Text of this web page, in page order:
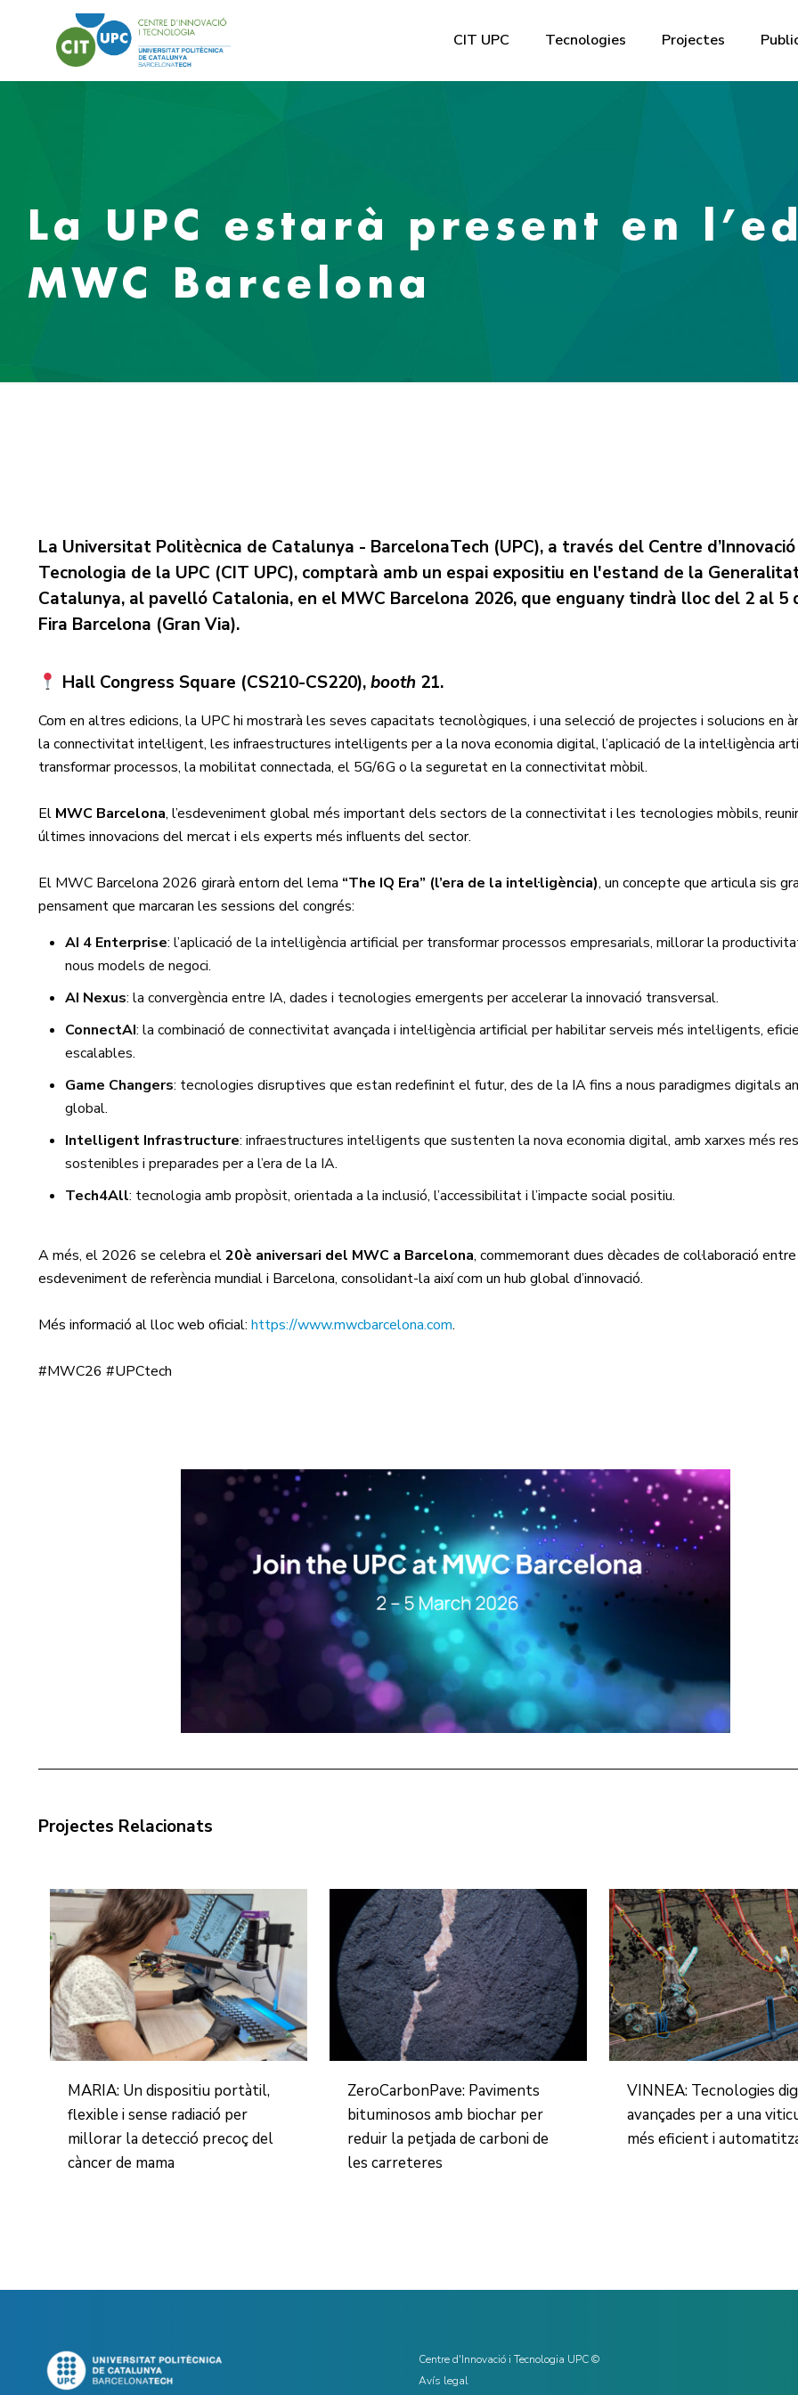
CIT UPC Tecnologies Projectes
La UPC estarà present en
MWC Barcelona
La Universitat Politècnica de Catalunya - BarcelonaTech (UPC), a través del Centre
Tecnologia de la UPC (CIT UPC), comptarà amb un espai expositiu en l'estand de la
Catalunya, al pavelló Catalonia, en el MWC Barcelona 2026, que enguany tindrà lloc del 2 al 5
Fira Barcelona (Gran Via).
Hall Congress Square (CS210-CS220),booth21.
Com en altres edicions, la UPC hi mostrarà les seves capacitats tecnològiques, i una selecció de projectes i solucions en
la connectivitat intel·ligent, les infraestructures intel·ligents per a la nova economia digital, l’aplicació de la intel·ligència
transformar processos, la mobilitat connectada, el 5G/6G o la seguretat en la connectivitat mòbil.
El MWC Barcelona, l’esdeveniment global més important dels sectors de la connectivitat i les tecnologies mòbils,
últimes innovacions del mercat i els experts més influents del sector.
El MWC Barcelona 2026 girarà entorn del lema “The IQ Era” (l’era de la intel·ligència), un concepte que articula sis
pensament que marcaran les sessions del congrés:
AI 4 Enterprise: l’aplicació de la intel·ligència artificial per transformar processos empresarials, millorar la
nous models de negoci.
AI Nexus: la convergència entre IA, dades i tecnologies emergents per accelerar la innovació transversal.
ConnectAI: la combinació de connectivitat avançada i intel·ligència artificial per habilitar serveis més intel·ligents,
escalables.
Game Changers: tecnologies disruptives que estan redefinint el futur, des de la IA fins a nous paradigmes digitals
global.
Intelligent Infrastructure: infraestructures intel·ligents que sustenten la nova economia digital, amb xarxes més
sostenibles i preparades per a l’era de la IA.
Tech4All: tecnologia amb propòsit, orientada a la inclusió, l’accessibilitat i l’impacte social positiu.
A més, el 2026 se celebra el20è aniversari del MWC a Barcelona, commemorant dues dècades de col·laboració
esdeveniment de referència mundial i Barcelona, consolidant-la així com un hub global d’innovació.
Més informació al lloc web oficial: https://www.mwcbarcelona.com.
#MWC26 #UPCtech
Projectes Relacionats
MARIA: Un dispositiu portàtil,
flexible i sense radiació per
millorar la detecció precoç del
càncer de mama
ZeroCarbonPave: Paviments
bituminosos amb biochar per
reduir la petjada de carboni de
les carreteres
VINNEA: Tecnologies
avançades per a una
més eficient i
Centre d'Innovació i Tecnologia UPC ©
Avís legal